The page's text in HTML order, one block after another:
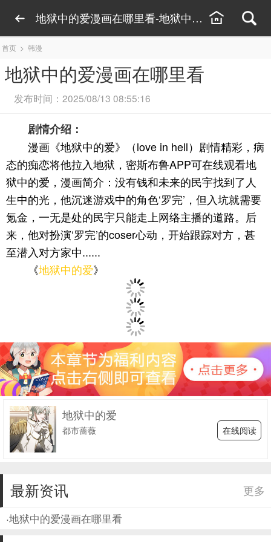
地狱中的爱漫画在哪里看-地狱中的爱漫画无删减
首页 > 韩漫
地狱中的爱漫画在哪里看
发布时间：2025/08/13 08:55:16
剧情介绍：
漫画《地狱中的爱》（love in hell）剧情精彩，病
态的痴恋将他拉入地狱，密斯布鲁APP可在线观看地
狱中的爱，漫画简介：没有钱和未来的民宇找到了人
生中的光，他沉迷游戏中的角色‘罗完’，但入坑就需要
氪金，一无是处的民宇只能走上网络主播的道路。后
来，他对扮演‘罗完’的coser心动，开始跟踪对方，甚
至潜入对方家中......
《地狱中的爱》
地狱中的爱
都市蔷薇 在线阅读
最新资讯
更多
·地狱中的爱漫画在哪里看